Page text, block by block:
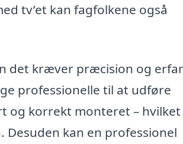
tv’et kan fagfolkene også
det kræver præcision og
professionelle til at udføre
og korrekt monteret – hvilket
kan en professionel